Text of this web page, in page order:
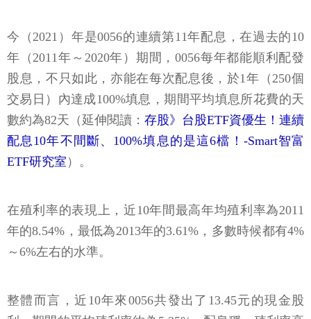
今（2021）年是0056的連續第11年配息，在過去的10
年（2011年～2020年）期間，0056每年都能順利配發
股息，不只如此，亦能在每次配息後，於1年（250個
交易日）內達成100%填息，期間平均填息所花費的天
數約為82天（延伸閱讀： 存股》台股ETF資優生！連續
配息10年不間斷、100%填息的是這6檔！-Smart智富
ETF研究室 ）。
在殖利率的表現上，近10年間最高年均殖利率為2011
年的8.54%，最低為2013年的3.61%，多數時候都有4%
～6%左右的水準。
整體而言，近10年來0056共發出了13.45元的現金股